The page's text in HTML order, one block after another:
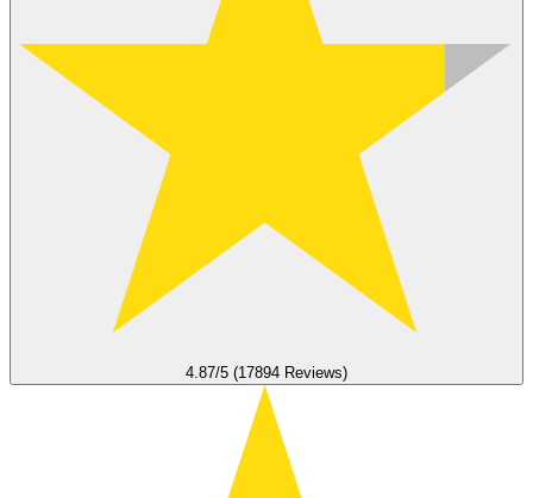
4.87/5 (17894 Reviews)